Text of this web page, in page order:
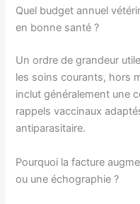
Quel budget annuel
en bonne santé ?
Un ordre de grandeur
les soins courants, hors
inclut généralement une
rappels vaccinaux
antiparasitaire.
Pourquoi la facture
ou une échographie ?